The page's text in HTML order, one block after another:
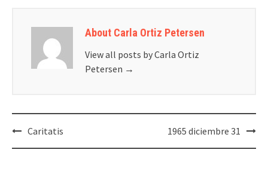
About Carla Ortiz Petersen
View all posts by Carla Ortiz
Petersen →
Post
navigation
Caritatis 1965 diciembre 31